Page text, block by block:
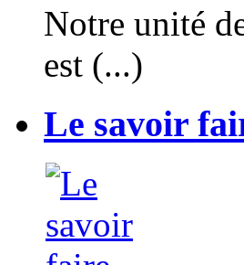
Notre unité
est (...)
Le savoir